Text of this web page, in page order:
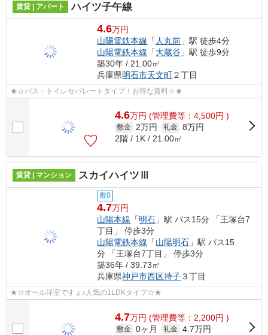
賃貸 | アパート ハイツ子午線
4.6万円
山陽電鉄本線 「 人丸前 」駅 徒歩4分
山陽電鉄本線 「大蔵谷 」駅 徒歩9分
築30年 / 21.00㎡
兵庫県明石市天文町２丁目
★☆バス・トイレセパレートタイプ！お得な賃料☆★
4.6万円 (管理費等：4,500円 )
敷金 2万円 礼金 8万円
2階 / 1K / 21.00㎡
賃貸 | マンション スカイハイツⅢ
敷0
4.7万円
山陽本線 「明石 」駅 バス15分 「王塚台7
丁目」 停歩3分
山陽電鉄本線 「山陽明石 」駅 バス15
分 「王塚台7丁目」 停歩3分
築36年 / 39.73㎡
兵庫県神戸市西区持子３丁目
★☆オール洋室ですょ♪人気の1LDKタイプ☆★
4.7万円 (管理費等：2,200円 )
敷金 0ヶ月 礼金 4.7万円